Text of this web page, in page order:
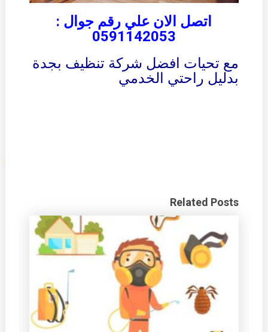
اتصل الان علي رقم جوال :
0591142053
مع تحيات افضل شركة تنظيف بجدة
بدليل راحتي الخدمي
Related Posts